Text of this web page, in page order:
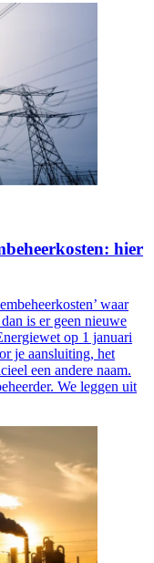
hier
waar
is er geen nieuwe
op 1 januari
je aansluiting, het
een andere naam.
We leggen uit